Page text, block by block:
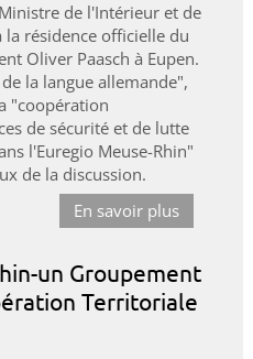
de l'Intérieur et de
la résidence officielle du
Oliver Paasch à Eupen.
la langue allemande",
"coopération
de sécurité et de lutte
l'Euregio Meuse-Rhin"
de la discussion.
En savoir plus
un Groupement
Territoriale